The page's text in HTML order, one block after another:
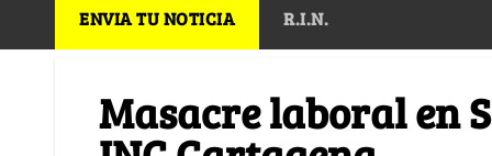
ENVIA TU NOTICIA R.I.N.
Masacre laboral en